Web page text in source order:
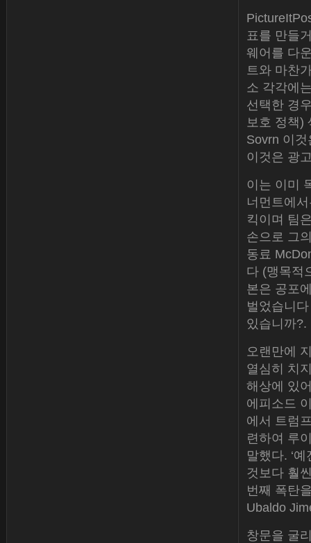
표를 만들
웨어를 다
트와 마찬
소 각각에
선택한 경
보호 정책)
Sovrn 이
이것은 광
이는 이미
너먼트에
킥이며 팀
손으로 그
동료
다 (맹목적
본은 공포
벌었습니
있습니까?.
오랜만에
열심히 치
해상에 있
에피소드
에서 트럼
련하여 루
말했다. ‘
것보다 훨
번째 폭탄
Ubaldo
창문을 굴